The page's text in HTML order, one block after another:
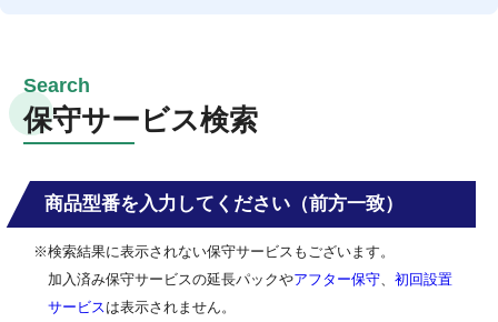
保守サービス検索
商品型番を入力してください（前方一致）
※検索結果に表示されない保守サービスもございます。
加入済み保守サービスの延長パックやアフター保守
初回設置
サービス は表示されません。